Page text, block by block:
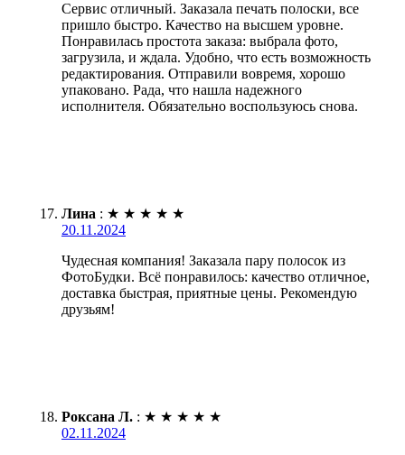
Сервис отличный. Заказала печать полоски, все
пришло быстро. Качество на высшем уровне.
Понравилась простота заказа: выбрала фото,
загрузила, и ждала. Удобно, что есть возможность
редактирования. Отправили вовремя, хорошо
упаковано. Рада, что нашла надежного
исполнителя. Обязательно воспользуюсь снова.
Лина : ★ ★ ★ ★ ★
20.11.2024
Чудесная компания! Заказала пару полосок из
ФотоБудки. Всё понравилось: качество отличное,
доставка быстрая, приятные цены. Рекомендую
друзьям!
Роксана Л. : ★ ★ ★ ★ ★
02.11.2024